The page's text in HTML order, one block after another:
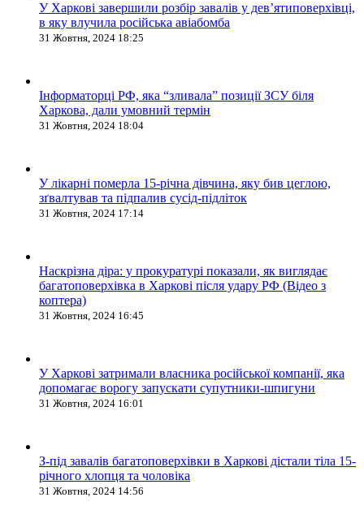
У Харкові завершили розбір завалів у дев’ятиповерхівці,
в яку влучила російська авіабомба
31 Жовтня, 2024 18:25
Інформаторці РФ, яка “зливала” позиції ЗСУ біля
Харкова, дали умовний термін
31 Жовтня, 2024 18:04
У лікарні померла 15-річна дівчина, яку бив цеглою,
зґвалтував та підпалив сусід-підліток
31 Жовтня, 2024 17:14
Наскрізна діра: у прокуратурі показали, як виглядає
багатоповерхівка в Харкові після удару РФ (Відео з
коптера)
31 Жовтня, 2024 16:45
У Харкові затримали власника російської компанії, яка
допомагає ворогу запускати супутники-шпигуни
31 Жовтня, 2024 16:01
З-під завалів багатоповерхівки в Харкові дістали тіла 15-
річного хлопця та чоловіка
31 Жовтня, 2024 14:56